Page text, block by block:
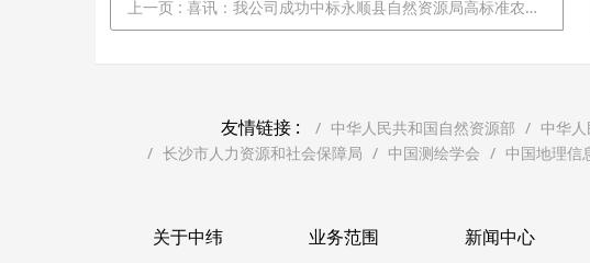
上一页 : 喜讯：我公司成功中标永顺县自然资源局高标准农田建设统一上图入库服务采购项目
友情链接 : 中华人民共和国自然资源部 中华
长沙市人力资源和社会保障局
中国测绘学会 中国地理信
关于中纬 业务范围 新闻中心